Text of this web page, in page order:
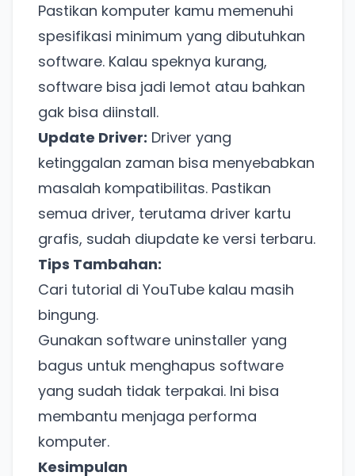
Pastikan komputer kamu memenuhi
spesifikasi minimum yang dibutuhkan
software. Kalau speknya kurang,
software bisa jadi lemot atau bahkan
gak bisa diinstall.
Update Driver: Driver yang
ketinggalan zaman bisa menyebabkan
masalah kompatibilitas. Pastikan
semua driver, terutama driver kartu
grafis, sudah diupdate ke versi terbaru.
Tips Tambahan:
Cari tutorial di YouTube kalau masih
bingung.
Gunakan software uninstaller yang
bagus untuk menghapus software
yang sudah tidak terpakai. Ini bisa
membantu menjaga performa
komputer.
Kesimpulan
Ada Website Baru!
Khusus untuk kamu yang mau coba